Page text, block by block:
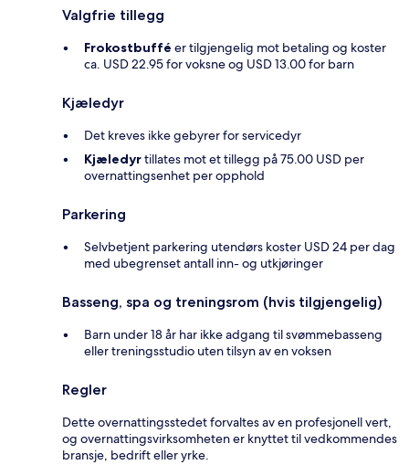
Valgfrie tillegg
Frokostbuffé er tilgjengelig mot betaling og koster
ca. USD 22.95 for voksne og USD 13.00 for barn
Kjæledyr
Det kreves ikke gebyrer for servicedyr
Kjæledyrtillates mot et tillegg på 75.00 USD per
overnattingsenhet per opphold
Parkering
Selvbetjent parkering utendørs koster USD 24 per dag
med ubegrenset antall inn- og utkjøringer
Basseng, spa og treningsrom (hvis tilgjengelig)
Barn under 18 år har ikke adgang til svømmebasseng
eller treningsstudio uten tilsyn av en voksen
Regler
Dette overnattingsstedet forvaltes av en profesjonell vert,
og overnattingsvirksomheten er knyttet til vedkommendes
bransje, bedrift eller yrke.